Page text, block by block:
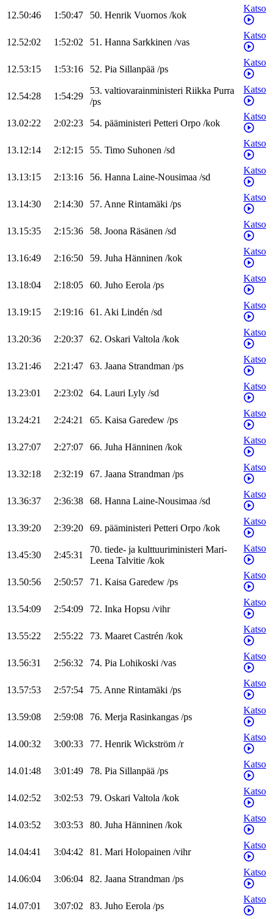
12.50:46 1:50:47 50. Henrik Vuornos /kok
Katso
12.52:02 1:52:02 51. Hanna Sarkkinen /vas
Katso
12.53:15 1:53:16 52. Pia Sillanpää /ps
Katso
12.54:28 1:54:29
53. valtiovarainministeri Riikka Purra
/ps
Katso
13.02:22 2:02:23 54. pääministeri Petteri Orpo /kok
Katso
13.12:14 2:12:15 55. Timo Suhonen /sd
Katso
13.13:15 2:13:16 56. Hanna Laine-Nousimaa /sd
Katso
13.14:30 2:14:30 57. Anne Rintamäki /ps
Katso
13.15:35 2:15:36 58. Joona Räsänen /sd
Katso
13.16:49 2:16:50 59. Juha Hänninen /kok
Katso
13.18:04 2:18:05 60. Juho Eerola /ps
Katso
13.19:15 2:19:16 61. Aki Lindén /sd
Katso
13.20:36 2:20:37 62. Oskari Valtola /kok
Katso
13.21:46 2:21:47 63. Jaana Strandman /ps
Katso
13.23:01 2:23:02 64. Lauri Lyly /sd
Katso
13.24:21 2:24:21 65. Kaisa Garedew /ps
Katso
13.27:07 2:27:07 66. Juha Hänninen /kok
Katso
13.32:18 2:32:19 67. Jaana Strandman /ps
Katso
13.36:37 2:36:38 68. Hanna Laine-Nousimaa /sd
Katso
13.39:20 2:39:20 69. pääministeri Petteri Orpo /kok
Katso
13.45:30 2:45:31
70. tiede- ja kulttuuriministeri Mari-
Leena Talvitie /kok
Katso
13.50:56 2:50:57 71. Kaisa Garedew /ps
Katso
13.54:09 2:54:09 72. Inka Hopsu /vihr
Katso
13.55:22 2:55:22 73. Maaret Castrén /kok
Katso
13.56:31 2:56:32 74. Pia Lohikoski /vas
Katso
13.57:53 2:57:54 75. Anne Rintamäki /ps
Katso
13.59:08 2:59:08 76. Merja Rasinkangas /ps
Katso
14.00:32 3:00:33 77. Henrik Wickström /r
Katso
14.01:48 3:01:49 78. Pia Sillanpää /ps
Katso
14.02:52 3:02:53 79. Oskari Valtola /kok
Katso
14.03:52 3:03:53 80. Juha Hänninen /kok
Katso
14.04:41 3:04:42 81. Mari Holopainen /vihr
Katso
14.06:04 3:06:04 82. Jaana Strandman /ps
Katso
14.07:01 3:07:02 83. Juho Eerola /ps
Katso